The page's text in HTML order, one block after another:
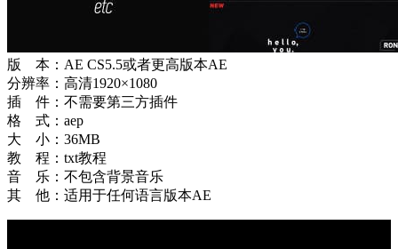
版 本：AE CS5.5或者更高版本AE
分辨率：高清1920×1080
插 件：不需要第三方插件
格 式：aep
大 小：36MB
教 程：txt教程
音 乐：不包含背景音乐
其 他：适用于任何语言版本AE